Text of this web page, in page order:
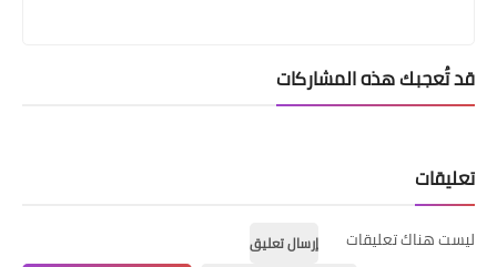
قد تُعجبك هذه المشاركات
تعليقات
ليست هناك تعليقات
إرسال تعليق